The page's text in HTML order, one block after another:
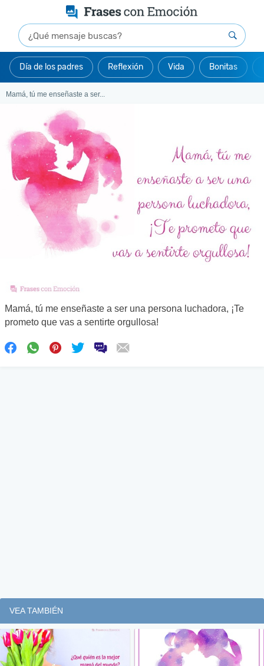
Día de los padres Reflexión Vida Bonitas
Mamá, tú me enseñaste a ser...
Mamá, tú me enseñaste a ser una persona luchadora, ¡Te
prometo que vas a sentirte orgullosa!
VEA TAMBIÉN